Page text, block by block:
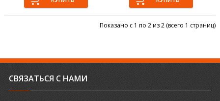
Показано с 1 по 2 из 2 (всего 1 страниц)
СВЯЗАТЬСЯ С НАМИ